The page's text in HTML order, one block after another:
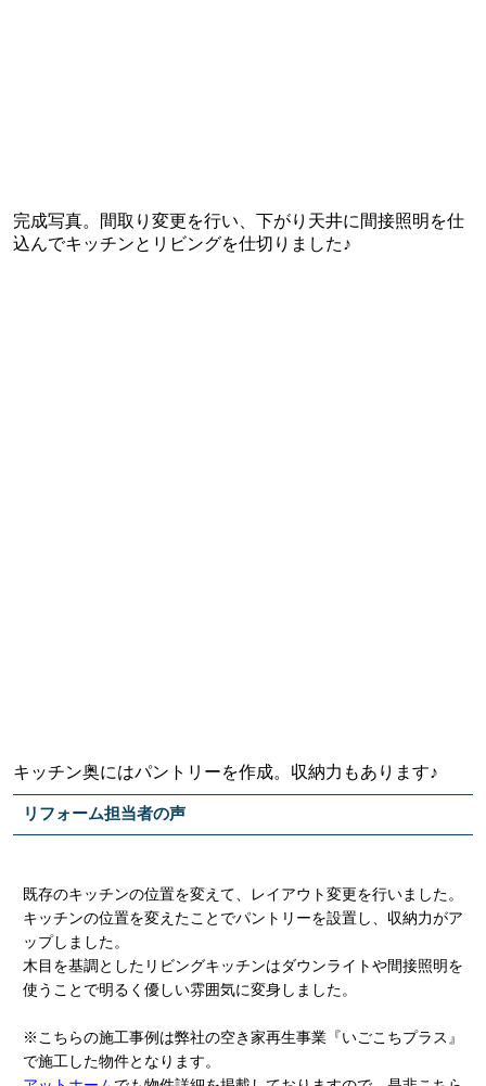
完成写真。間取り変更を行い、下がり天井に間接照明を仕
込んでキッチンとリビングを仕切りました♪
キッチン奥にはパントリーを作成。収納力もあります♪
リフォーム担当者の声
既存のキッチンの位置を変えて、レイアウト変更を行いました。
キッチンの位置を変えたことでパントリーを設置し、収納力がア
ップしました。
木目を基調としたリビングキッチンはダウンライトや間接照明を
使うことで明るく優しい雰囲気に変身しました。
※こちらの施工事例は弊社の空き家再生事業『いごこちプラス』
で施工した物件となります。